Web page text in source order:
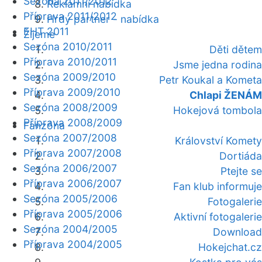
Reklamní nabídka
Hrdý partner - nabídka
Žijeme
Děti dětem
Jsme jedna rodina
Petr Koukal a Kometa
Chlapi ŽENÁM
Hokejová tombola
Fanzóna
Království Komety
Dortiáda
Ptejte se
Fan klub informuje
Fotogalerie
Aktivní fotogalerie
Download
Hokejchat.cz
Příprava 2011/2012
EHT 2011
Sezóna 2010/2011
Příprava 2010/2011
Sezóna 2009/2010
Příprava 2009/2010
Sezóna 2008/2009
Příprava 2008/2009
Sezóna 2007/2008
Příprava 2007/2008
Sezóna 2006/2007
Příprava 2006/2007
Sezóna 2005/2006
Příprava 2005/2006
Sezóna 2004/2005
Příprava 2004/2005